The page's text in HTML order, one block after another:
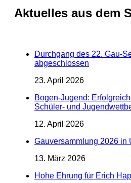
Aktuelles aus dem
Durchgang des 22. Gau-
abgeschlossen
23. April 2026
Bogen-Jugend:
Schüler- und
12. April 2026
Gauversammlung 2026 in
13. März 2026
Hohe Ehrung für Erich